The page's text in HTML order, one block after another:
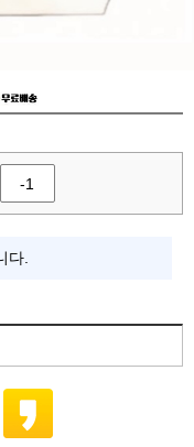
-1
다.